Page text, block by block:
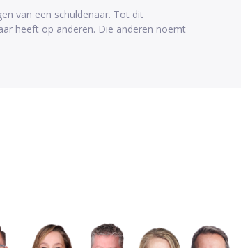
van een schuldenaar. Tot dit
heeft op anderen. Die anderen noemt